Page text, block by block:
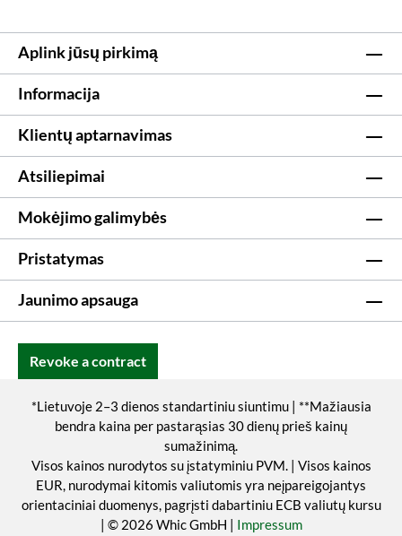
Aplink jūsų pirkimą
Informacija
Klientų aptarnavimas
Atsiliepimai
Mokėjimo galimybės
Pristatymas
Jaunimo apsauga
Revoke a contract
*Lietuvoje 2–3 dienos standartiniu siuntimu | **Mažiausia
bendra kaina per pastarąsias 30 dienų prieš kainų
sumažinimą.
Visos kainos nurodytos su įstatyminiu PVM. | Visos kainos
EUR, nurodymai kitomis valiutomis yra neįpareigojantys
orientaciniai duomenys, pagrįsti dabartiniu ECB valiutų kursu
| © 2026 Whic GmbH | Impressum